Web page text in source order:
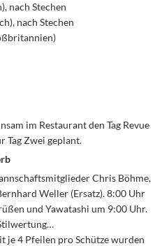
nach Stechen
nach Stechen
im Restaurant den Tag Revue
Tag Zwei geplant.
Chris Böhme,
Weller (Ersatz). 8:00 Uhr
und Yawatashi um 9:00 Uhr.
je 4 Pfeilen pro Schütze wurden